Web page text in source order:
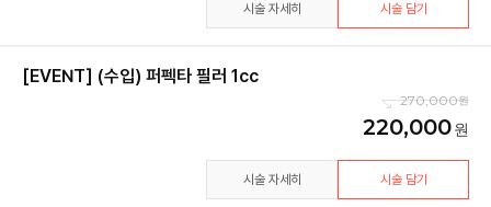
시술 자세히 시술 담기
[EVENT] (수입) 퍼펙타 필러 1cc
270,000
220,000
시술 자세히 시술 담기